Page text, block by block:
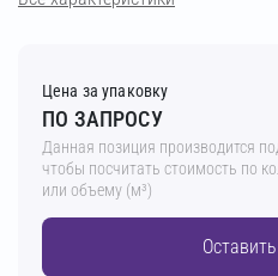
Цена за упаковку
ПО ЗАПРОСУ
Данная позиция производится
чтобы посчитать стоимость по
или объему (м³)